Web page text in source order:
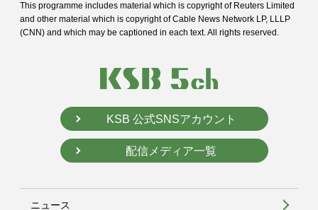
This programme includes material which is copyright of Reuters Limited
and other material which is copyright of Cable News Network LP, LLLP
(CNN) and which may be captioned in each text. All rights reserved.
KSB 公式SNSアカウント
配信メディア一覧
ニュース